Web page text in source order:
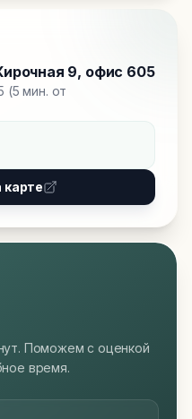
9, офис 605
(5 мин. от
карте
Поможем с оценкой
время.